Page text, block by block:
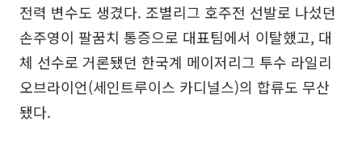
전력 변수도 생겼다. 조별리그 호주전 선발로 나섰던
손주영이 팔꿈치 통증으로 대표팀에서 이탈했고, 대
체 선수로 거론됐던 한국계 메이저리그 투수 라일리
오브라이언(세인트루이스 카디널스)의 합류도 무산
됐다.